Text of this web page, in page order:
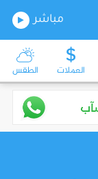
مباشر
العملات الطقس